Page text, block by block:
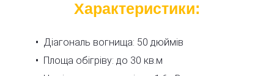
Характеристики:
Діагональ вогнища: 50 дюймів
Площа обігріву: до 30 кв.м